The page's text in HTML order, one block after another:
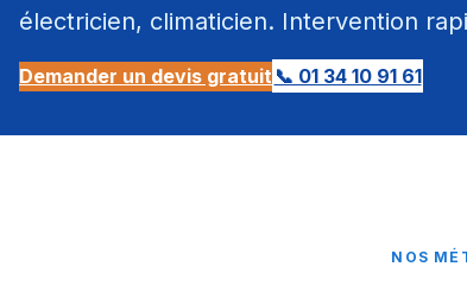
électricien, climaticien. Intervention
Demander un devis gratuit 📞 01 34 10 91 61
NOS